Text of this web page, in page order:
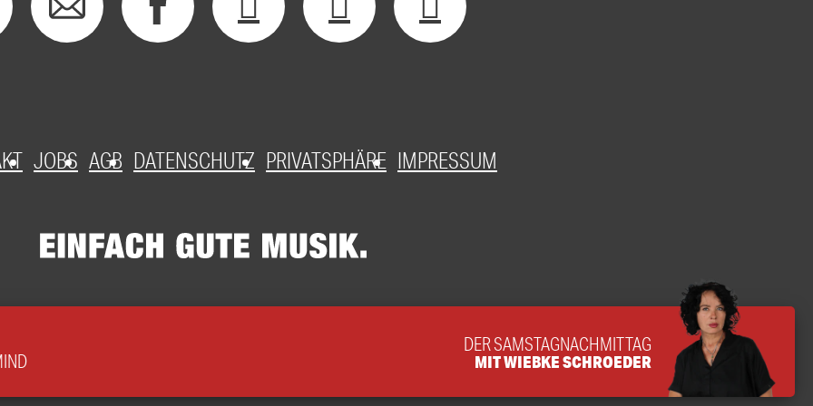
JOBS AGB DATENSCHUTZ PRIVATSPHÄRE IMPRESSUM
DER SAMSTAGNACHMITTAG
MIT WIEBKE SCHROEDER